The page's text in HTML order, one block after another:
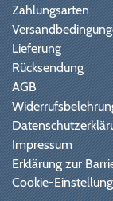
Zahlungsarten
Lieferung
Rücksendung
AGB
Impressum
Erklärung zur
Cookie-